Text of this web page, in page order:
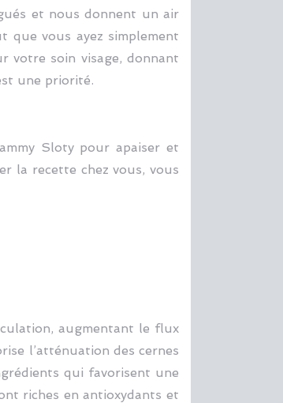
et nous donnent un air
que vous ayez simplement
votre soin visage, donnant
une priorité.
Sloty pour apaiser et
la recette chez vous, vous
augmentant le flux
l’atténuation des cernes
qui favorisent une
riches en antioxydants et